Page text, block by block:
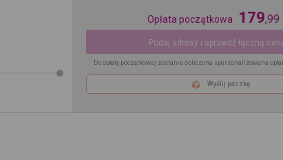
Opłata początkowa 179,99
Podaj adresy i sprawdź łączną
Do opłaty początkowej zostanie doliczona spersonalizowana
Wyślij paczkę